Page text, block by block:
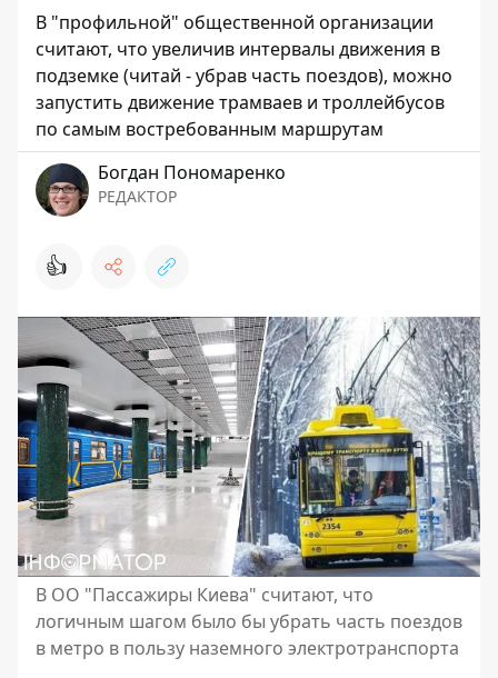
В "профильной" общественной организации
считают, что увеличив интервалы движения в
подземке (читай - убрав часть поездов), можно
запустить движение трамваев и троллейбусов
по самым востребованным маршрутам
Богдан Пономаренко
РЕДАКТОР
👍
В ОО "Пассажиры Киева" считают, что
логичным шагом было бы убрать часть поездов
в метро в пользу наземного электротранспорта